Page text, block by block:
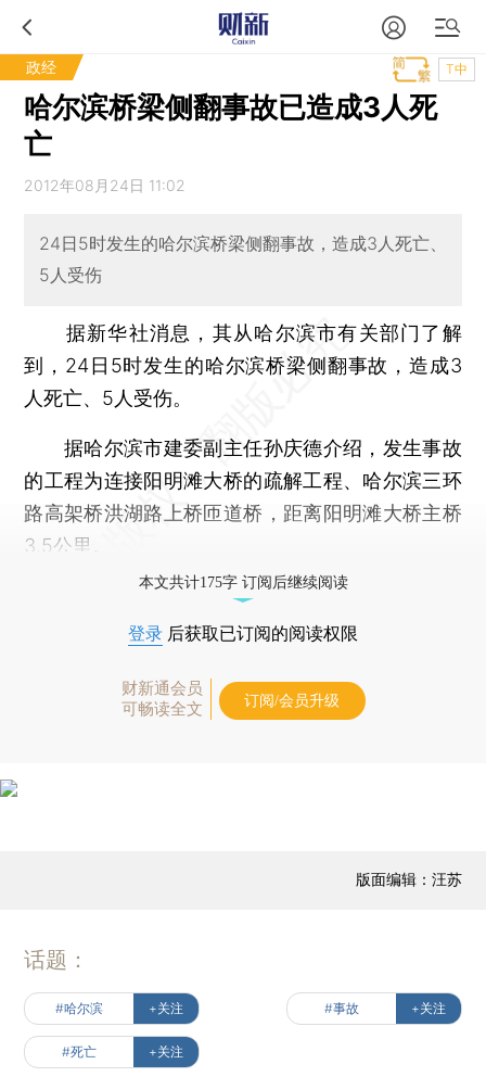
政经 T中
哈尔滨桥梁侧翻事故已造成3人死
亡
2012年08月24日 11:02
24日5时发生的哈尔滨桥梁侧翻事故，造成3人死亡、
5人受伤
据新华社消息，其从哈尔滨市有关部门了解
到，24日5时发生的哈尔滨桥梁侧翻事故，造成3
人死亡、5人受伤。
据哈尔滨市建委副主任孙庆德介绍，发生事故
的工程为连接阳明滩大桥的疏解工程、哈尔滨三环
路高架桥洪湖路上桥匝道桥，距离阳明滩大桥主桥
3.5公里。
本文共计175字 订阅后继续阅读
登录 后获取已订阅的阅读权限
财新通会员
可畅读全文
订阅/会员升级
版面编辑：汪苏
话题：
#哈尔滨 +关注 #事故 +关注
#死亡 +关注